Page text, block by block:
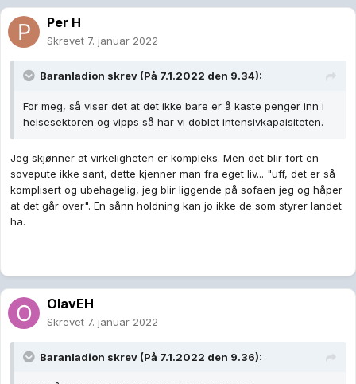
Per H
Skrevet 7. januar 2022
Baranladion skrev (På 7.1.2022 den 9.34):
For meg, så viser det at det ikke bare er å kaste penger inn i
helsesektoren og vipps så har vi doblet intensivkapaisiteten.
Jeg skjønner at virkeligheten er kompleks. Men det blir fort en
sovepute ikke sant, dette kjenner man fra eget liv... "uff, det er så
komplisert og ubehagelig, jeg blir liggende på sofaen jeg og håper
at det går over". En sånn holdning kan jo ikke de som styrer landet
ha.
OlavEH
Skrevet 7. januar 2022
Baranladion skrev (På 7.1.2022 den 9.36):